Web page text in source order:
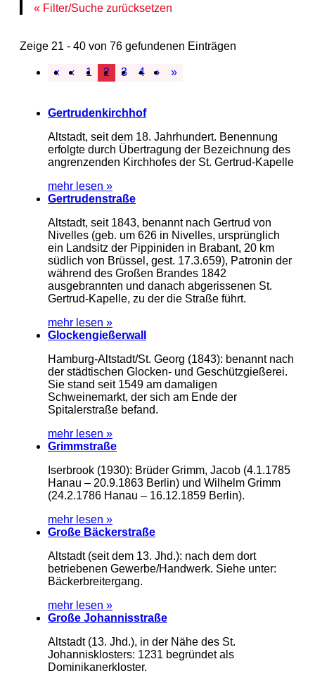
Filter/Suche zurücksetzen
Zeige 21 - 40 von 76 gefundenen Einträgen
« ‹ 1 2 3 4 › »
Gertrudenkirchhof
Altstadt, seit dem 18. Jahrhundert. Benennung
erfolgte durch Übertragung der Bezeichnung des
angrenzenden Kirchhofes der St. Gertrud-Kapelle
mehr lesen »
Gertrudenstraße
Altstadt, seit 1843, benannt nach Gertrud von
Nivelles (geb. um 626 in Nivelles, ursprünglich
ein Landsitz der Pippiniden in Brabant, 20 km
südlich von Brüssel, gest. 17.3.659), Patronin der
während des Großen Brandes 1842
ausgebrannten und danach abgerissenen St.
Gertrud-Kapelle, zu der die Straße führt.
mehr lesen »
Glockengießerwall
Hamburg-Altstadt/St. Georg (1843): benannt nach
der städtischen Glocken- und Geschützgießerei.
Sie stand seit 1549 am damaligen
Schweinemarkt, der sich am Ende der
Spitalerstraße befand.
mehr lesen »
Grimmstraße
Iserbrook (1930): Brüder Grimm, Jacob (4.1.1785
Hanau – 20.9.1863 Berlin) und Wilhelm Grimm
(24.2.1786 Hanau – 16.12.1859 Berlin).
mehr lesen »
Große Bäckerstraße
Altstadt (seit dem 13. Jhd.): nach dem dort
betriebenen Gewerbe/Handwerk. Siehe unter:
Bäckerbreitergang.
mehr lesen »
Große Johannisstraße
Altstadt (13. Jhd.), in der Nähe des St.
Johannisklosters: 1231 begründet als
Dominikanerkloster.